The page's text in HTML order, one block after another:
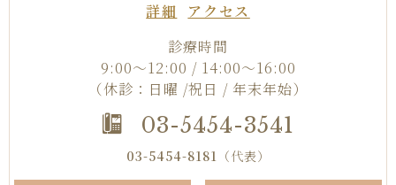
詳細
アクセス
診療時間
9:00～12:00 / 14:00～16:00
（休診：日曜 /祝日 / 年末年始）
03-5454-3541
03-5454-8181 （代表）